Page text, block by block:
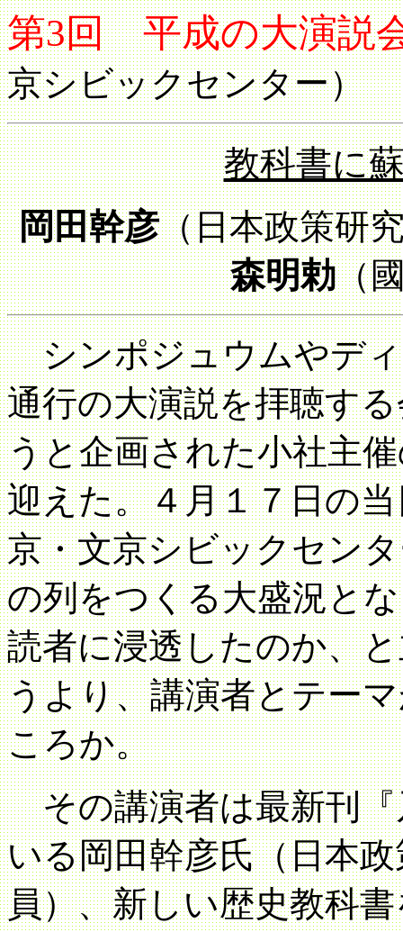
第3回 平成の大演説
京シビックセンター）
教科書に
岡田幹彦（日本政策
森明勅（
シンポジュウムやディ
通行の大演説を拝聴す
うと企画された小社主
迎えた。４月１７日の
京・文京シビックセン
の列をつくる大盛況と
読者に浸透したのか、
うより、講演者とテー
ころか。
その講演者は最新刊『
いる岡田幹彦氏（日本
員）、新しい歴史教科